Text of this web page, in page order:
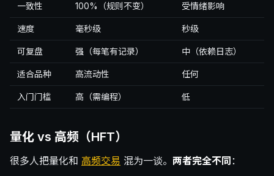
一致性 100%（规则不变） 受情绪影响
速度 毫秒级 秒级
可复盘 强（每笔有记录） 中（依赖日志）
适合品种 高流动性 任何
入门门槛 高（需编程） 低
量化 vs 高频（HFT）
很多人把量化和 高频交易 混为一谈。 两者完全不同 ：